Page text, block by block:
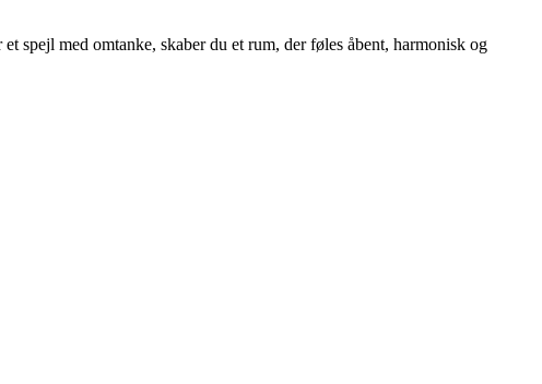
spejl med omtanke, skaber du et rum, der føles åbent, harmonisk og